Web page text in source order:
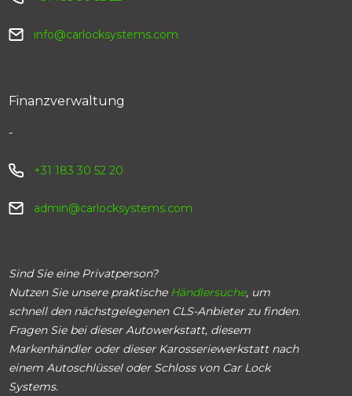
info@carlocksystems.com
Finanzverwaltung
-
+31 183 30 52 20
admin@carlocksystems.com
Sind Sie eine Privatperson?
Nutzen Sie unsere praktische Händlersuche, um
schnell den nächstgelegenen CLS-Anbieter zu finden.
Fragen Sie bei dieser Autowerkstatt, diesem
Markenhändler oder dieser Karosseriewerkstatt nach
einem Autoschlüssel oder Schloss von Car Lock
Systems.